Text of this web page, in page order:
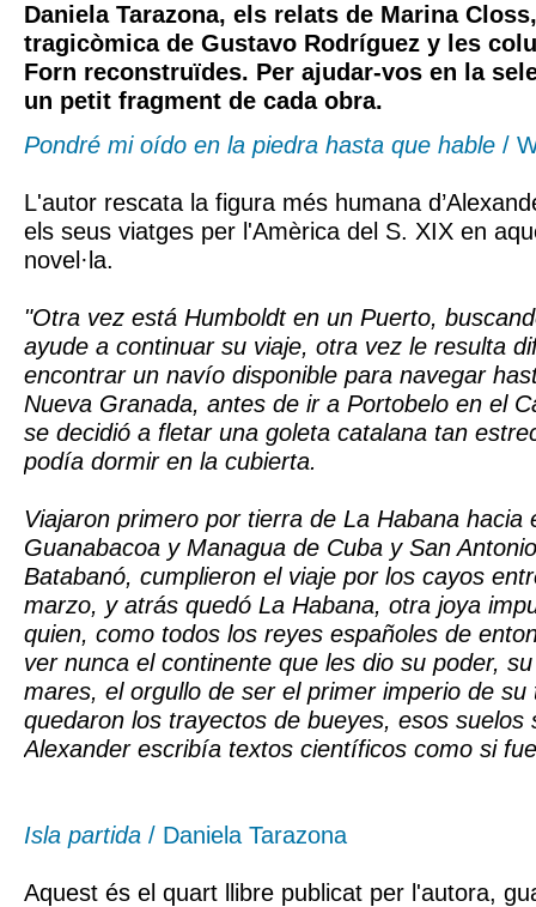
Daniela Tarazona, els relats de Marina Closs
tragicòmica de Gustavo Rodríguez y les
Forn reconstruïdes. Per ajudar-vos en la
un petit fragment de cada obra.
Pondré mi oído en la piedra hasta que hable /
L'autor rescata la figura més humana
els seus viatges per l'Amèrica del S. XIX en
novel·la.
"Otra vez está Humboldt en un Puerto,
ayude a continuar su viaje, otra vez le resulta
encontrar un navío disponible para navegar
Nueva Granada, antes de ir a Portobelo en el
se decidió a fletar una goleta catalana tan
podía dormir en la cubierta.
Viajaron primero por tierra de La Habana hacia
Guanabacoa y Managua de Cuba y San
Batabanó, cumplieron el viaje por los cayos
marzo, y atrás quedó La Habana, otra joya
quien, como todos los reyes españoles de
ver nunca el continente que les dio su poder,
mares, el orgullo de ser el primer imperio de su
quedaron los trayectos de bueyes, esos suelos
Alexander escribía textos científicos como si
Isla partida / Daniela Tarazona
Aquest és el quart llibre publicat per l'autora,